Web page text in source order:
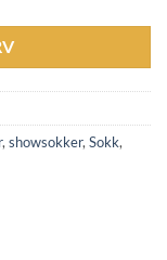
, showsokker, Sokk,